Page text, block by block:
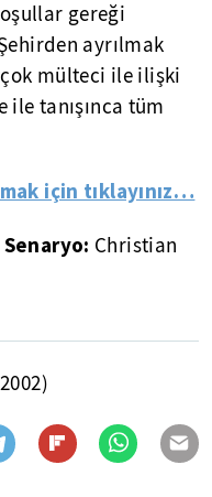
gereği
ayrılmak
mülteci ile ilişki
tanışınca tüm
için tıklayınız…
Senaryo: Christian